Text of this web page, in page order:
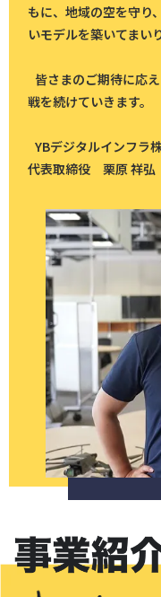
もに、地域の空を守り
いモデルを築いてまい
皆さまのご期待に応
戦を続けていきます。
YBデジタルインフラ
代表取締役 栗原 祥弘